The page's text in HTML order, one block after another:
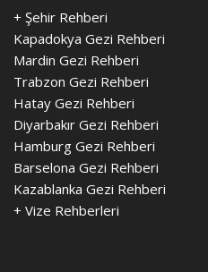
+ Şehir Rehberi
Kapadokya Gezi Rehberi
Mardin Gezi Rehberi
Trabzon Gezi Rehberi
Hatay Gezi Rehberi
Diyarbakır Gezi Rehberi
Hamburg Gezi Rehberi
Barselona Gezi Rehberi
Kazablanka Gezi Rehberi
+ Vize Rehberleri